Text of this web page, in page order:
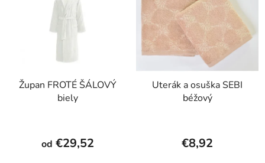
Župan FROTÉ ŠÁLOVÝ
biely
od €29,52
Uterák a osuška SEBI
béžový
€8,92